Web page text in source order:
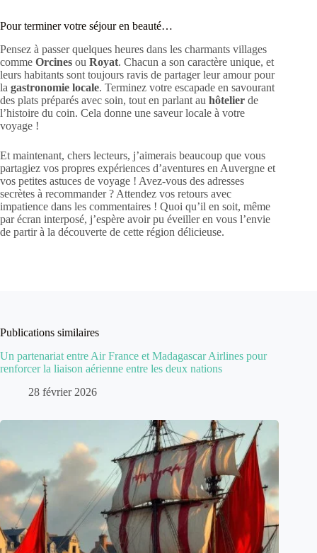
Pour terminer votre séjour en beauté…
Pensez à passer quelques heures dans les charmants villages
comme Orcines ou Royat. Chacun a son caractère unique, et
leurs habitants sont toujours ravis de partager leur amour pour
la gastronomie locale. Terminez votre escapade en savourant
des plats préparés avec soin, tout en parlant au hôtelier de
l’histoire du coin. Cela donne une saveur locale à votre
voyage !
Et maintenant, chers lecteurs, j’aimerais beaucoup que vous
partagiez vos propres expériences d’aventures en Auvergne et
vos petites astuces de voyage ! Avez-vous des adresses
secrètes à recommander ? Attendez vos retours avec
impatience dans les commentaires ! Quoi qu’il en soit, même
par écran interposé, j’espère avoir pu éveiller en vous l’envie
de partir à la découverte de cette région délicieuse.
Publications similaires
Un partenariat entre Air France et Madagascar Airlines pour
renforcer la liaison aérienne entre les deux nations
28 février 2026